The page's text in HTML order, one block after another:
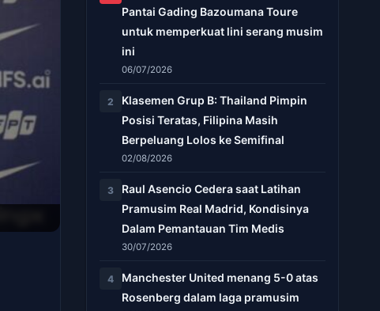
Pantai Gading Bazoumana Toure
untuk memperkuat lini serang musim
ini
06/07/2026
2
Klasemen Grup B: Thailand Pimpin
Posisi Teratas, Filipina Masih
Berpeluang Lolos ke Semifinal
02/08/2026
3
Raul Asencio Cedera saat Latihan
Pramusim Real Madrid, Kondisinya
Dalam Pemantauan Tim Medis
30/07/2026
4
Manchester United menang 5-0 atas
Rosenberg dalam laga pramusim